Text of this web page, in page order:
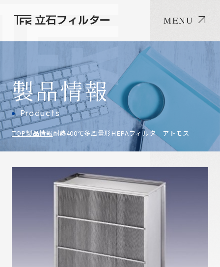
MENU
製品情報
Products
TOP製品情報耐熱400℃多風量形HEPAフィルタ アトモス